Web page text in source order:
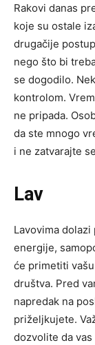
Rakovi danas
koje su ostale
drugačije
nego što bi
se dogodilo.
kontrolom.
ne pripada.
da ste mnogo
i ne zatvarajte
Lav
Lavovima
energije,
će primetiti
društva. Pred
napredak na
priželjkujete.
dozvolite da